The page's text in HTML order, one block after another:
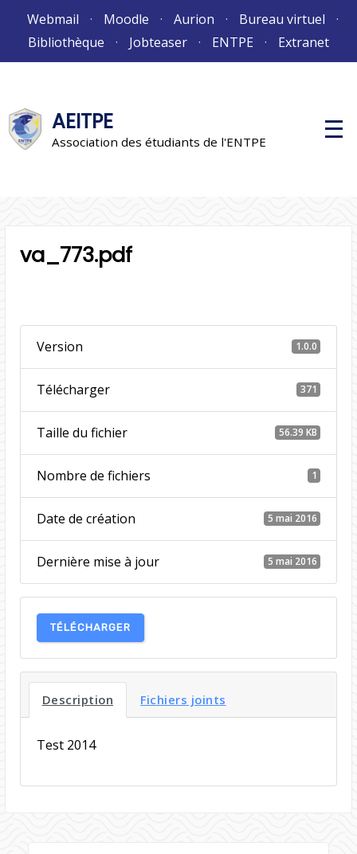
Webmail Moodle Aurion
Bureau virtuel
Bibliothèque
Jobteaser ENTPE Extranet
AEITPE
Association des étudiants de l'ENTPE
M
e
va_773.pdf
Version 1.0.0
Télécharger 371
Taille du fichier 56.39 KB
Nombre de fichiers 1
Date de création 5 mai 2016
Dernière mise à jour 5 mai 2016
TÉLÉCHARGER
Description Fichiers joints
Test 2014